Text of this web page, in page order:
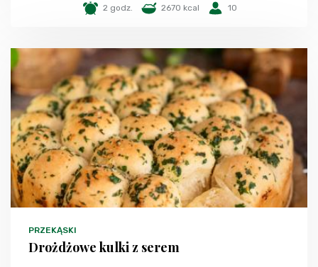
2 godz. 2670 kcal 10
PRZEKĄSKI
Drożdżowe kulki z serem